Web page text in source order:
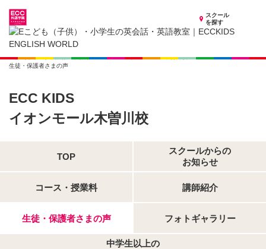
スクール
を探す
愛知県の子供英会話・英語教室
子供（小学生）英会話・英語教室 ECCKIDS イオンモール木曽川校
生徒・保護者さまの声
ECC KIDS
イオンモール木曽川校
TOP
スクールからの
お知らせ
コース・授業料 講師紹介
生徒・保護者さまの声 フォトギャラリー
中学生以上の